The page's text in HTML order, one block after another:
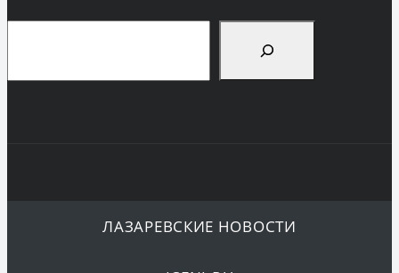
ЛАЗАРЕВСКИЕ НОВОСТИ